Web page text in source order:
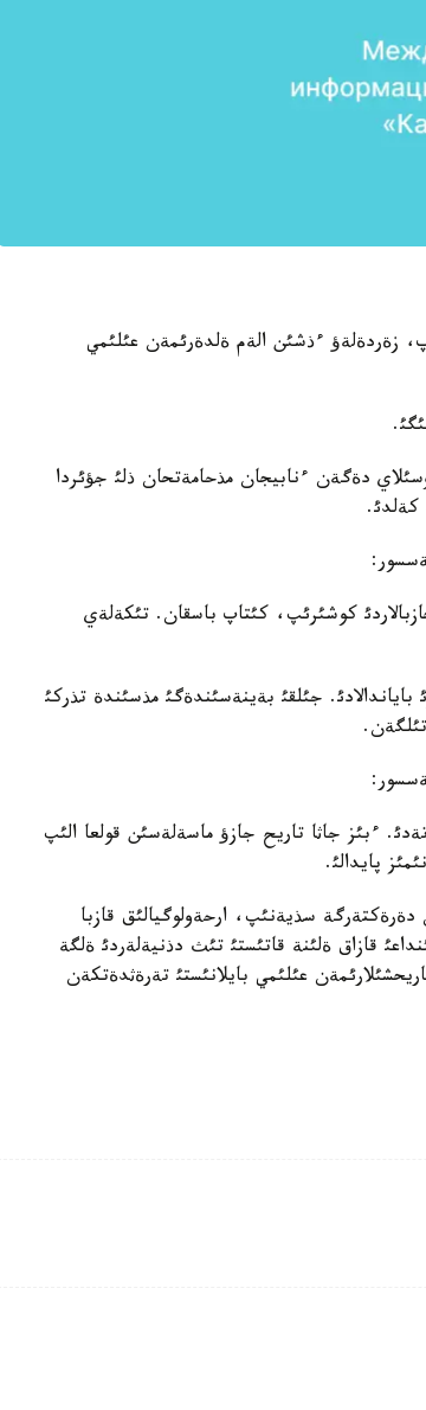
زةردةلةؤ ءذشئن الةم ةلدةرئمةن عئلئمي
دةگةن ءنابيجان مذحامةتحان ذلئ جؤئردا
كوشئرئپ، كئتاپ باسقان. تئكةلةي
جئلقئ بةينةسئندةگئ مذسئندة تذركئ
ءبئز جاثا تاريح جازؤ ماسةلةسئن قولعا الئپ
پايدالئ.
دةرةكتةرگة سذيةنئپ، ارحةولوگيالئق قازبا
قازاق ةلئنة قاتئستئ تئث دذنيةلةردئ ةلگة
عئلئمي بايلانئستئ تةرةثدةتكةن